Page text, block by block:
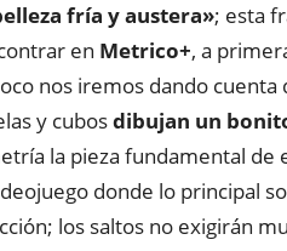
fría y austera»; esta
en Metrico+, a
nos iremos dando cuenta
y cubosdibujan un
la pieza fundamental de
donde lo principal
los saltos no exigirán